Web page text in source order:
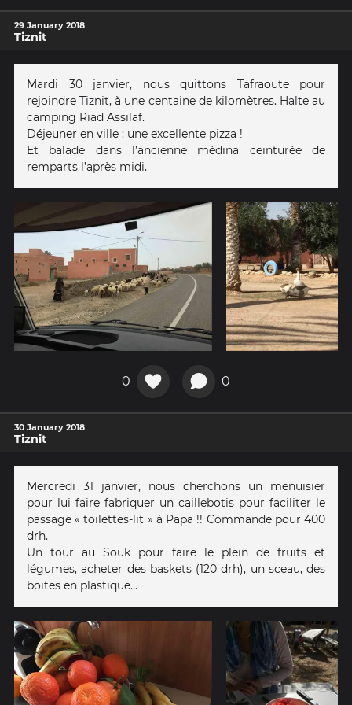
29 January 2018
Tiznit
Mardi 30 janvier, nous quittons Tafraoute pour
rejoindre Tiznit, à une centaine de kilomètres. Halte au
camping Riad Assilaf.
Déjeuner en ville : une excellente pizza !
Et balade dans l’ancienne médina ceinturée de
remparts l’après midi.
0 0
30 January 2018
Tiznit
Mercredi 31 janvier, nous cherchons un menuisier
pour lui faire fabriquer un caillebotis pour faciliter le
passage « toilettes-lit » à Papa !! Commande pour 400
drh.
Un tour au Souk pour faire le plein de fruits et
légumes, acheter des baskets (120 drh), un sceau, des
boites en plastique...